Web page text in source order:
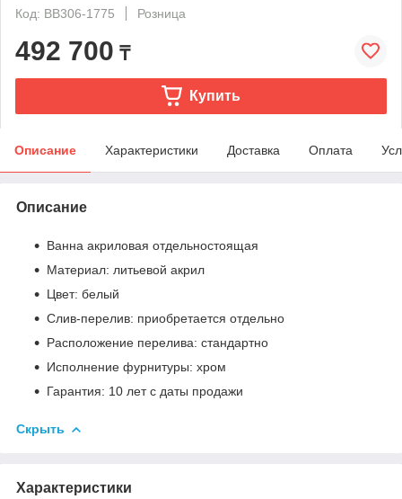
Код: BB306-1775
Розница
492 700 ₸
Купить
Описание Характеристики Доставка Оплата
Описание
Ванна акриловая отдельностоящая
Материал: литьевой акрил
Цвет: белый
Слив-перелив: приобретается отдельно
Расположение перелива: стандартно
Исполнение фурнитуры: хром
Гарантия: 10 лет с даты продажи
Скрыть
Характеристики